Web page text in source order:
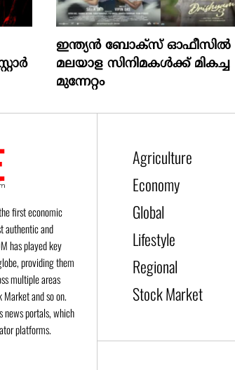
ഇന്ത്യൻ ബോക്‌സ് ഓഫീസിൽ
മലയാള സിനിമകൾക്ക് മികച്ച
മുന്നേറ്റം
first economic
authentic and
has played key
providing them
multiple areas
Market and so on.
news portals, which
platforms.
Agriculture
Economy
Global
Lifestyle
Regional
Stock Market